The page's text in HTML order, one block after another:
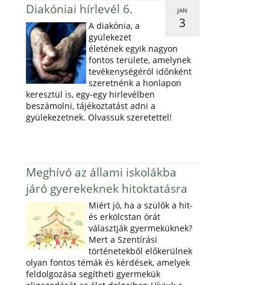
JAN
3
Diakóniai hírlevél 6.
A diakónia, a
gyülekezet
életének egyik nagyon
fontos területe, amelynek
tevékenységéról időnként
szeretnénk a honlapon
keresztül is, egy-egy hirlevélben
beszámolni, tájékoztatást adni a
gyülekezetnek. Olvassuk szeretettel!
Meghívó az állami iskolákba
járó gyerekeknek hitoktatásra
Miért jó, ha a szülők a hit-
és erkölcstan órát
választják gyermeküknek?
Mert a Szentírási
történetekből előkerülnek
olyan fontos témák és kérdések, amelyek
feldolgozása segítheti gyermekük